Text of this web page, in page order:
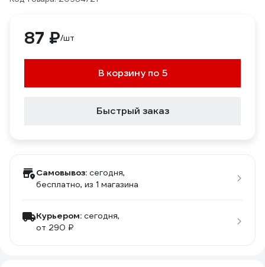
87 ₽/шт
В корзину по 5
Быстрый заказ
Самовывоз: сегодня,
бесплатно, из 1 магазина
Курьером: сегодня,
от 290 ₽